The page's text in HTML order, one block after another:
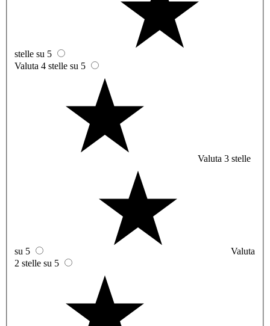
stelle su 5
Valuta 4 stelle su 5
Valuta 3 stelle
su 5
Valuta
2 stelle su 5